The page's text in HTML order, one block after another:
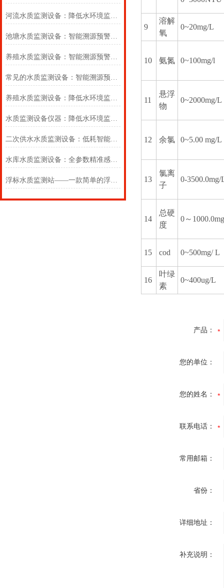
河流水质监测设备：降低水环境监测管理成本
池塘水质监测设备：智能溯源预警，筑牢排水管网水质安全防线
养殖水质监测设备：智能溯源预警，筑牢排水管网水质安全防线
常见的水质监测设备：智能溯源预警，筑牢排水管网水质安全防线
养殖水质监测设备：降低水环境监测管理成本
水质监测设备仪器：降低水环境监测管理成本
二次供水水质监测设备：低耗智能运维，降低全生命周期使用成本
水库水质监测设备：全参数精准感知，构建水库生态安全预警闭环
浮标水质监测站——一款简单的浮标水质监测设备2025(万象推送)
9
溶解
氧
0~20mg/L
10 氨氮 0~100mg/l
11
悬浮
物
0~2000mg/L
12 余氯 0~5.00 mg/L
13
氯离
子
0-3500.0mg/
14
总硬
度
0～
15 cod 0~500mg/ L
16
叶绿
素
0~400ug/L
产品：
您的单位：
您的姓名：
联系电话：
常用邮箱：
省份：
详细地址：
补充说明：